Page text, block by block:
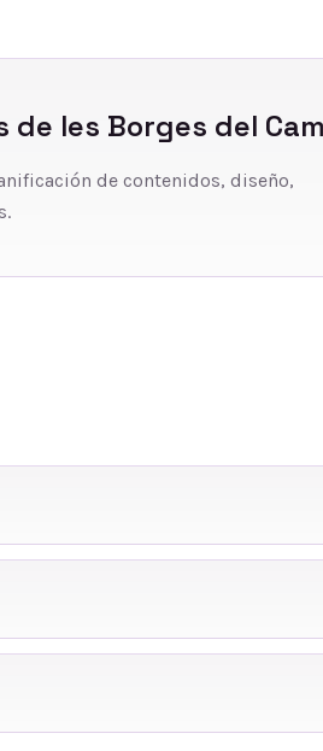
de les Borges del
de contenidos, diseño,